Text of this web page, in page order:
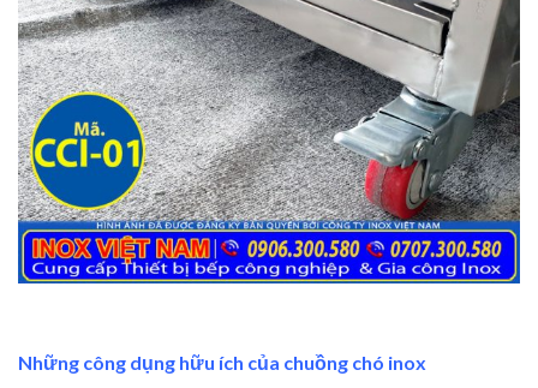
Những công dụng hữu ích của chuồng chó inox